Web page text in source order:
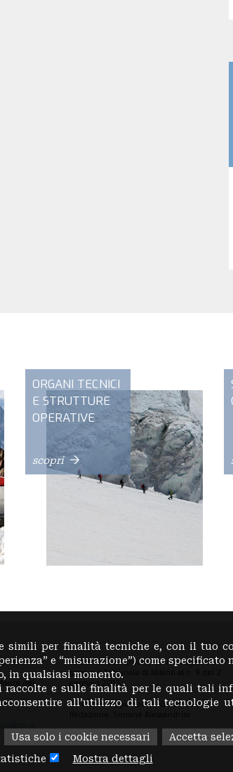
ORGANI TECNICI
E STRUTTURE
OPERATIVE
scopri
Italiano
dei
La testata Loscarpone.cai.it è registrata
presso il Tribunale di Milano al n. 9 del 2
gennaio 2012
Direttore Responsabile: Guido Sassi
simili per finalità tecniche e, con il tuo
e “misurazione”) come specificato
in qualsiasi momento.
e sulle finalità per le quali tali
all’utilizzo di tali tecnologie
Usa solo i cookie necessari
Accetta
Mostra dettagli